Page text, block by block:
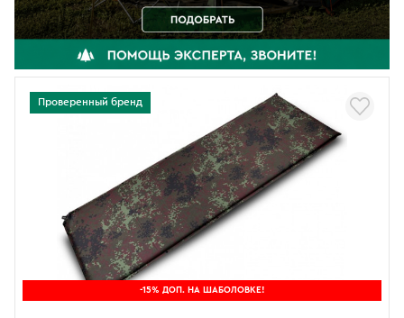
Проверенный бренд
-15% ДОП. НА ШАБОЛОВКЕ!